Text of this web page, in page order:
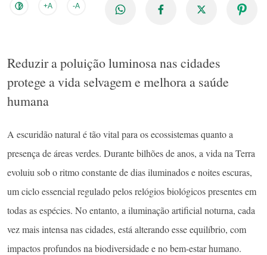
+A -A
Reduzir a poluição luminosa nas cidades
protege a vida selvagem e melhora a saúde
humana
A escuridão natural é tão vital para os ecossistemas quanto a
presença de áreas verdes. Durante bilhões de anos, a vida na Terra
evoluiu sob o ritmo constante de dias iluminados e noites escuras,
um ciclo essencial regulado pelos relógios biológicos presentes em
todas as espécies. No entanto, a iluminação artificial noturna, cada
vez mais intensa nas cidades, está alterando esse equilíbrio, com
impactos profundos na biodiversidade e no bem-estar humano.